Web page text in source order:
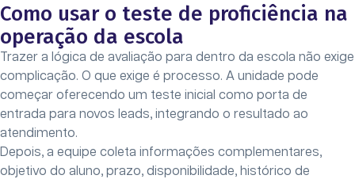
Como usar o teste de proficiência na
operação da escola
Trazer a lógica de avaliação para dentro da escola não exige
complicação. O que exige é processo. A unidade pode
começar oferecendo um teste inicial como porta de
entrada para novos leads, integrando o resultado ao
atendimento.
Depois, a equipe coleta informações complementares,
objetivo do aluno, prazo, disponibilidade, histórico de